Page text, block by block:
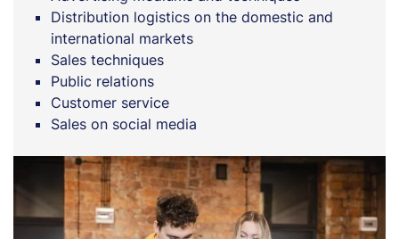
Distribution logistics on the domestic and
international markets
Sales techniques
Public relations
Customer service
Sales on social media